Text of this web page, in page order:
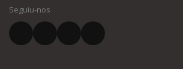
El vostre correu electrònic *
Seguiu-nos